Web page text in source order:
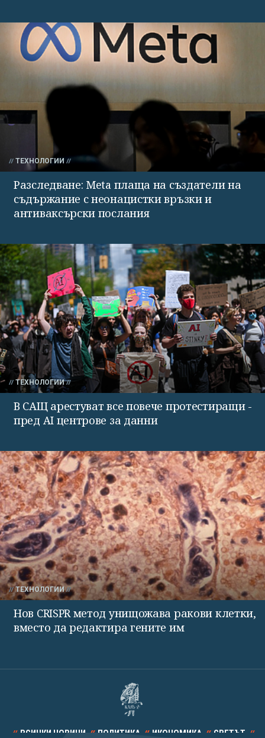
ТЕХНОЛОГИИ
Разследване: Meta плаща на създатели на
съдържание с неонацистки връзки и
антиваксърски послания
ТЕХНОЛОГИИ
В САЩ арестуват все повече протестиращи -
пред AI центрове за данни
ТЕХНОЛОГИИ
Нов CRISPR метод унищожава ракови клетки,
вместо да редактира гените им
ВСИЧКИ НОВИНИ ПОЛИТИКА ИКОНОМИКА СВЕТЪТ